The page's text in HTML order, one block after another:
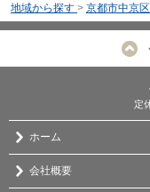
地域から探す > 京都市中京区
定
ホーム
会社概要